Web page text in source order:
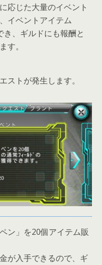
応じた大量のイベント
イベントアイテム
き、ギルドにも報酬と
す。
ストが発生します。
ン」を20個アイテム販
が入手できるので、ギ